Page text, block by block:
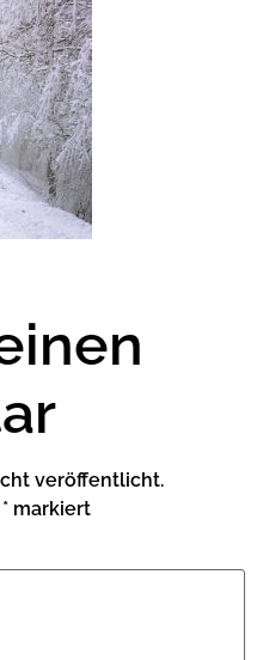
veröffentlicht.
* markiert